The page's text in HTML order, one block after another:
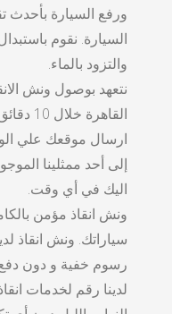
ورفع السيارة بأحدث
السيارة. نقوم
والتزود بالماء.
نتعهد بوصول ونش
ارسال موقعك علي
إلى أحد ممثلينا
اليك في أي وقت.
ونش انقاذ مؤمن
سياراتك. ونش انقاذ
رسوم خفية و دون
لدينا رقم لخدمات